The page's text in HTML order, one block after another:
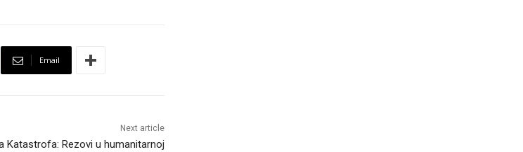
Email
Next article
Katastrofa: Rezovi u humanitarnoj